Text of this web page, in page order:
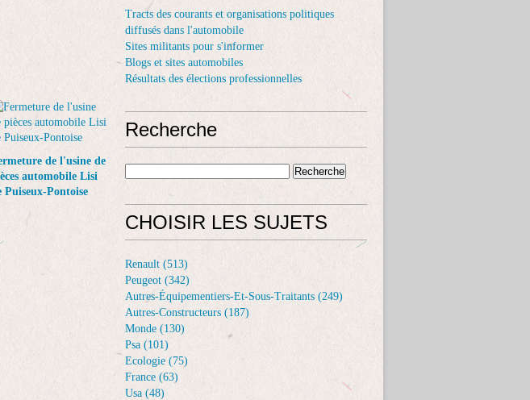
de l'usine de
automobile Lisi
Puiseux-Pontoise
Tracts des courants et organisations politiques
diffusés dans l'automobile
Sites militants pour s'informer
Blogs et sites automobiles
Résultats des élections professionnelles
Recherche
CHOISIR LES SUJETS
Renault (513)
Peugeot (342)
Autres-Équipementiers-Et-Sous-Traitants (249)
Autres-Constructeurs (187)
Monde (130)
Psa (101)
Ecologie (75)
France (63)
Usa (48)